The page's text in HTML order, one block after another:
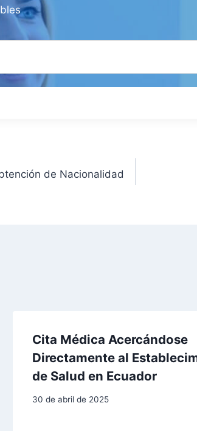
de Nacionalidad
Cita Médica Acercándose
Directamente al
de Salud en Ecuador
30 de abril de 2025